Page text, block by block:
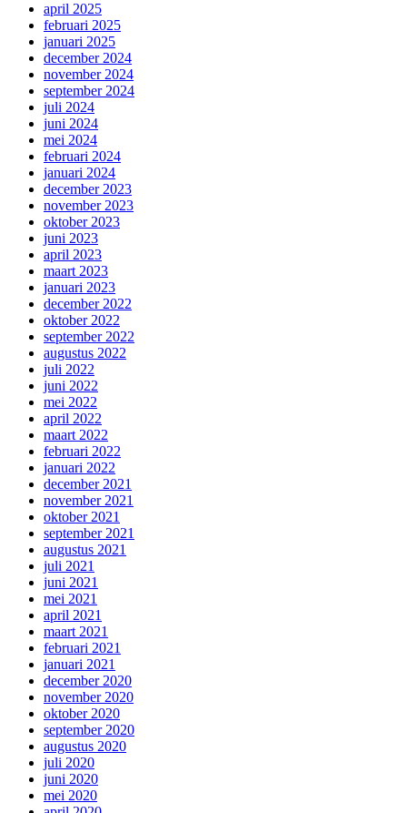
april 2025
februari 2025
januari 2025
december 2024
november 2024
september 2024
juli 2024
juni 2024
mei 2024
februari 2024
januari 2024
december 2023
november 2023
oktober 2023
juni 2023
april 2023
maart 2023
januari 2023
december 2022
oktober 2022
september 2022
augustus 2022
juli 2022
juni 2022
mei 2022
april 2022
maart 2022
februari 2022
januari 2022
december 2021
november 2021
oktober 2021
september 2021
augustus 2021
juli 2021
juni 2021
mei 2021
april 2021
maart 2021
februari 2021
januari 2021
december 2020
november 2020
oktober 2020
september 2020
augustus 2020
juli 2020
juni 2020
mei 2020